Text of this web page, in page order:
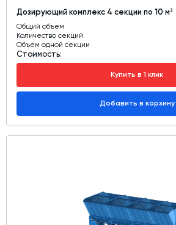
Дозирующий комплекс 4 секции по 10 м³
Общий объем
Количество секций
Объем одной секции
Стоимость:
Купить в 1 клик
Добавить в корзину